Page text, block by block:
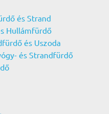
és Strand
Hullámfürdő
és Uszoda
és Strandfürdő